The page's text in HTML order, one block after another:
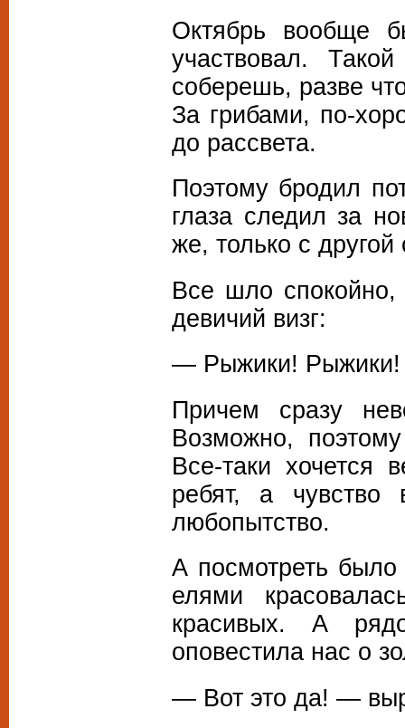
Октябрь вообще
участвовал.
соберешь, разве
За грибами, по-
до рассвета.
Поэтому бродил
глаза следил за
же, только с
Все шло спокойно,
девичий визг:
— Рыжики! Рыжики!
Причем сразу
Возможно,
Все-таки хочется
ребят, а чувство
любопытство.
А посмотреть
елями
красивых. А
оповестила нас о
— Вот это да! —